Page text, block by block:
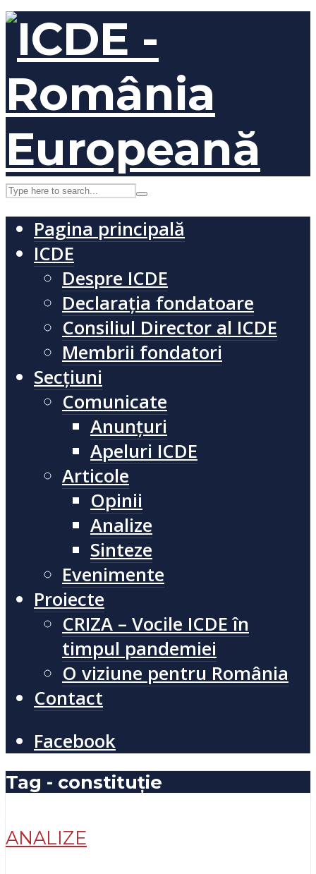
Pagina principală
ICDE
Despre ICDE
Declarația fondatoare
Consiliul Director al ICDE
Membrii fondatori
Secțiuni
Comunicate
Anunțuri
Apeluri ICDE
Articole
Opinii
Analize
Sinteze
Evenimente
Proiecte
CRIZA – Vocile ICDE în
timpul pandemiei
O viziune pentru România
Contact
Facebook
Tag - constituție
ANALIZE